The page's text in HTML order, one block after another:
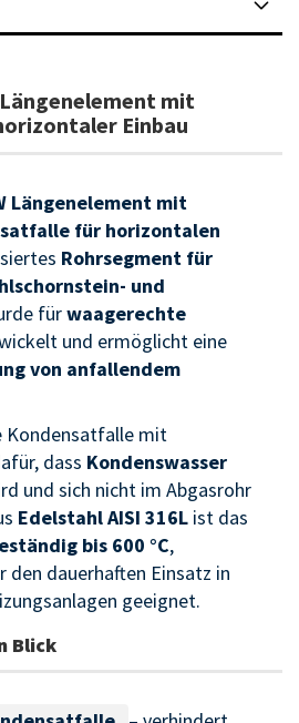
Längenelement mit
Einbau
Längenelement mit
für horizontalen
Rohrsegment für
und
fürwaagerechte
und ermöglicht eine
von anfallendem
Kondensatfalle mit
dass Kondenswasser
und sich nicht im Abgasrohr
Edelstahl AISI 316L ist das
bis 600 °C,
dauerhaften Einsatz in
geeignet.
Blick